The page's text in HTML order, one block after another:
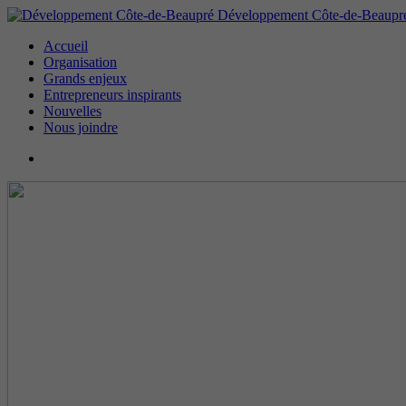
Développement Côte-de-
Accueil
Organisation
Grands enjeux
Entrepreneurs inspirants
Nouvelles
Nous joindre